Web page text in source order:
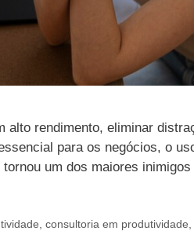
alto rendimento, eliminar
para os negócios, o
um dos maiores
consultoria em produtividade